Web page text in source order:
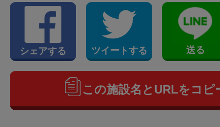
シェアする ツイートする 送る
この施設名とURLをコピ